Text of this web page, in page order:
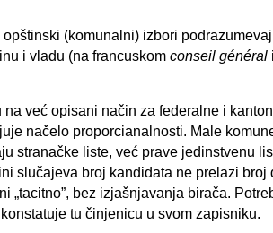
(komunalni) izbori
i vladu (na francuskom conseil général
na već opisani način za federalne i
načelo proporcianalnosti. Male
stranačke liste, već prave jedinstvenu
slučajeva broj kandidata ne prelazi broj
„tacitno”, bez izjašnjavanja birača.
tu činjenicu u svom zapisniku.